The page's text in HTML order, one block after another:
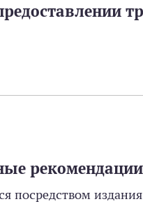
рекомендации
посредством